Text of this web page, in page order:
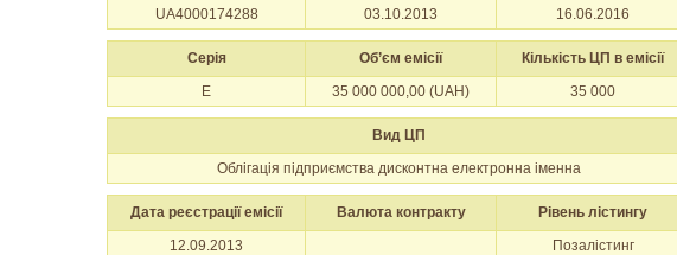
UA4000174288 03.10.2013 16.06.2016
Серія Об’єм емісії Кількість ЦП в емісії
E
35 000 000,00 (UAH) 35 000
Вид ЦП
Облігація підприємства дисконтна електронна іменна
Дата реєстрації емісії Валюта контракту Рівень лістингу
12.09.2013
Позалістинг